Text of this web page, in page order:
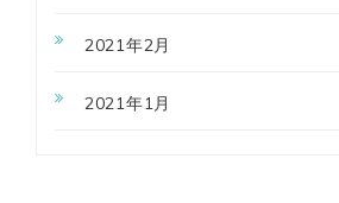
2021年2月
2021年1月